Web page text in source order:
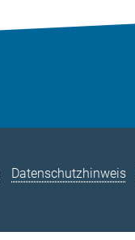
Datenschutzhinweis